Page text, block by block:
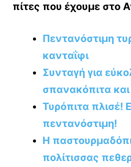
πίτες που έχουμε στο
Πεντανόστιμη
κανταΐφι
Συνταγή για
σπανακόπιτα και
Τυρόπιτα πλισέ!
πεντανόστιμη!
Η
πολίτισσας